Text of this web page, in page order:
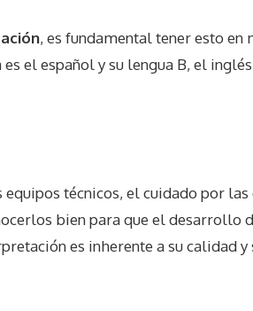
, es fundamental tener esto en
el español y su lengua B, el
técnicos, el cuidado por
bien para que el desarrollo
es inherente a su calidad